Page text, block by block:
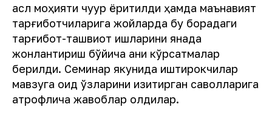
асл моҳияти чуқур ёритилди ҳамда маънавият
тарғиботчиларига жойларда бу борадаги
тарғибот-ташвиқот ишларини янада
жонлантириш бўйича аниқ кўрсатмалар
берилди. Семинар якунида иштирокчилар
мавзуга оид ўзларини қизиқтирган саволларига
атрофлича жавоблар олдилар.